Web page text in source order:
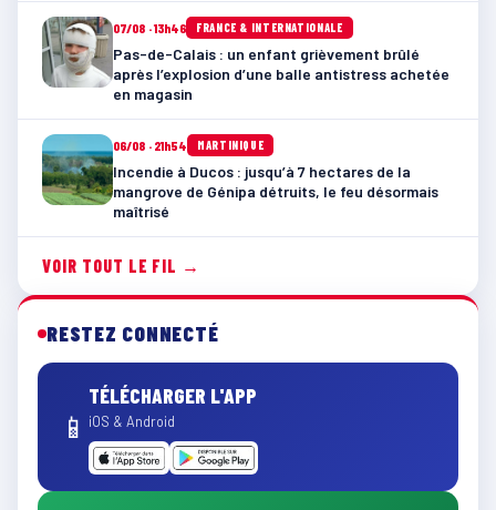
07/08 · 13h46 FRANCE & INTERNATIONALE
Pas-de-Calais : un enfant grièvement brûlé
après l’explosion d’une balle antistress achetée
en magasin
06/08 · 21h54 MARTINIQUE
Incendie à Ducos : jusqu’à 7 hectares de la
mangrove de Génipa détruits, le feu désormais
maîtrisé
VOIR TOUT LE FIL →
RESTEZ CONNECTÉ
📱
TÉLÉCHARGER L'APP
iOS & Android